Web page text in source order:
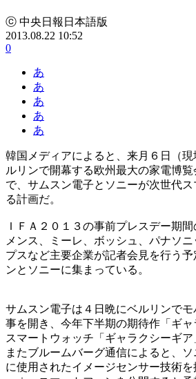
ⓒ 中央日報日本語版
2013.08.22 10:52
0
あ
あ
あ
あ
あ
韓国メディアによると、来月６日（
ルリンで開幕する欧州最大の家電博覧
で、サムスン電子とソニーが次世代
る計画だ。
ＩＦＡ２０１３の事前プレスデー期
メンス、ミーレ、ボッシュ、パナソ
プスなど主要企業が記者会見を行う
ンとソニーに集まっている。
サムスン電子は４日晩にベルリンで
事を開き、今年下半期の期待作「ギ
スマートウォッチ「ギャラクシーギア
またブルームバーグ通信によると、
に使用されたイメージセンサー技術